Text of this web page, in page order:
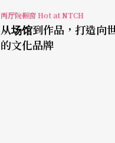
两厅院橱窗 Hot at NTCH
从场馆到作品，打造向
的文化品牌